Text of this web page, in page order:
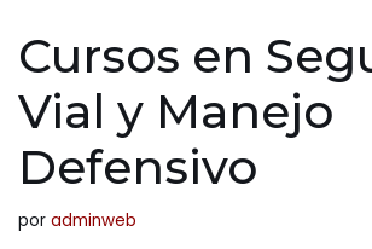
Cursos en
Vial y Manejo
Defensivo
por adminweb